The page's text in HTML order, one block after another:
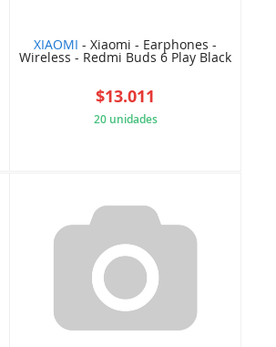
XIAOMI - Xiaomi - Earphones -
Wireless - Redmi Buds 6 Play Black
$13.011
20 unidades